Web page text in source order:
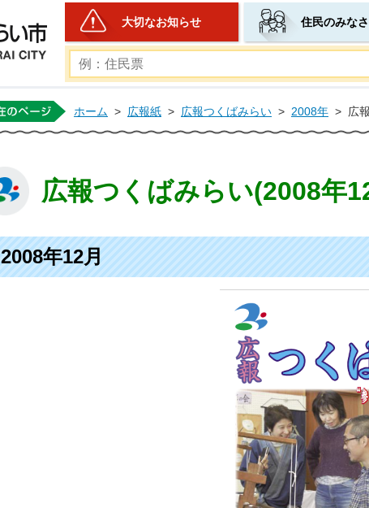
つくばみらい市公式ホームページ
大切なお知らせ 住民のみな
ホーム > 広報紙 > 広報つくばみらい > 2008年 > 広
広報つくばみらい(2008年
2008年12月